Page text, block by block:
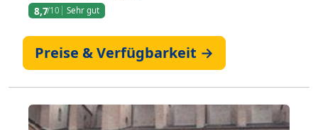
8,7/10 Sehr gut
Preise & Verfügbarkeit →